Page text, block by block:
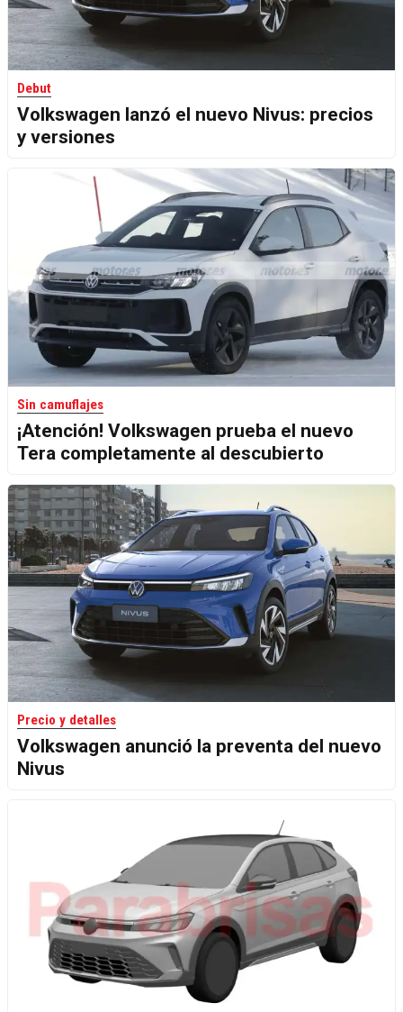
Debut
Volkswagen lanzó el nuevo Nivus: precios
y versiones
Sin camuflajes
¡Atención! Volkswagen prueba el nuevo
Tera completamente al descubierto
Precio y detalles
Volkswagen anunció la preventa del nuevo
Nivus